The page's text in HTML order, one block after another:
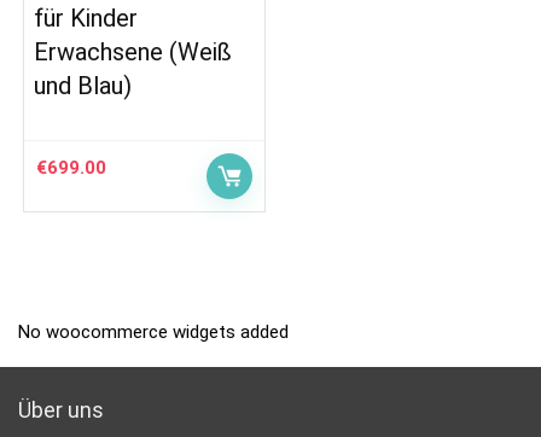
für Kinder
Erwachsene (Weiß
und Blau)
€699.00
No woocommerce widgets added
Über uns